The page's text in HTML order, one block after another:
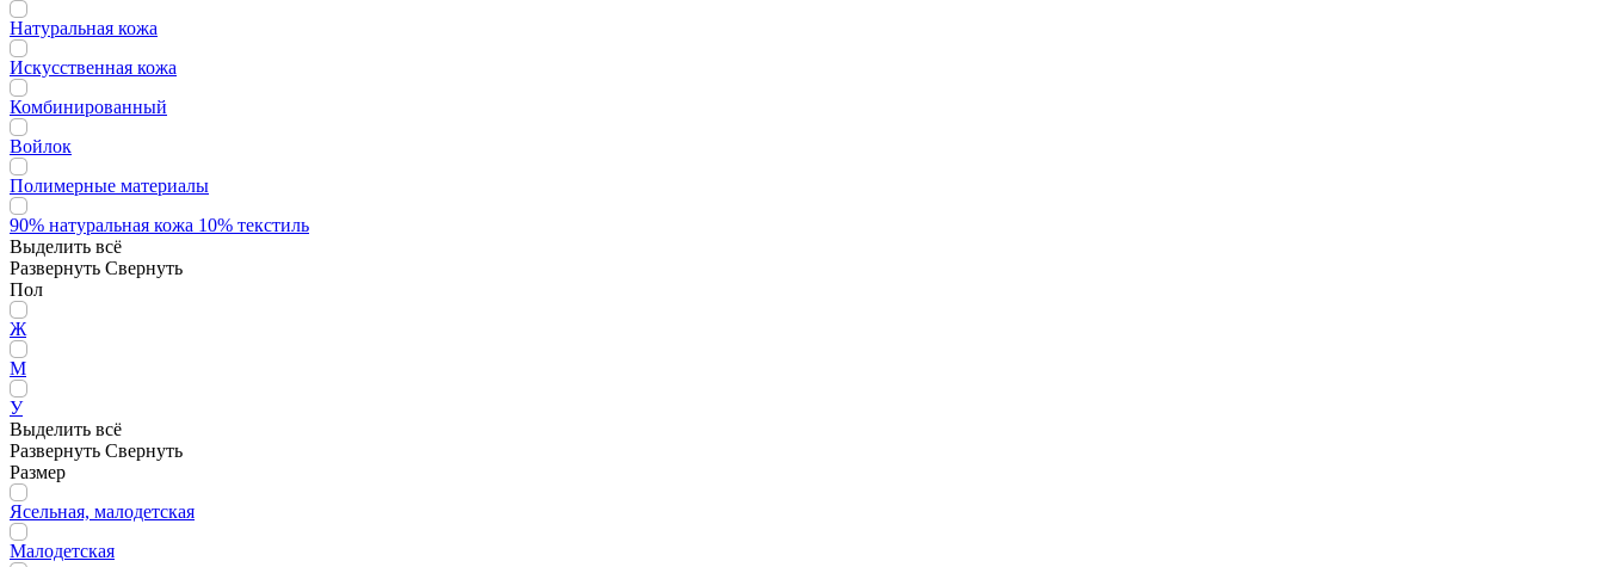
Натуральная кожа
Искусственная кожа
Комбинированный
Войлок
Полимерные материалы
90% натуральная кожа 10% текстиль
Выделить всё
Развернуть Свернуть
Пол
Ж
М
У
Выделить всё
Развернуть Свернуть
Размер
Ясельная, малодетская
Малодетская